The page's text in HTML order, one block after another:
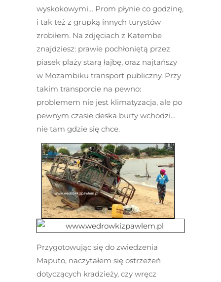
wyskokowymi… Prom płynie co godzinę,
i tak też z grupką innych turystów
zrobiłem. Na zdjęciach z Katembe
znajdziesz: prawie pochłoniętą przez
piasek plaży starą łajbę, oraz najtańszy
w Mozambiku transport publiczny. Przy
takim transporcie na pewno:
problemem nie jest klimatyzacja, ale po
pewnym czasie deska burty wchodzi…
nie tam gdzie się chce.
Przygotowując się do zwiedzenia
Maputo, naczytałem się ostrzeżeń
dotyczących kradzieży, czy wręcz